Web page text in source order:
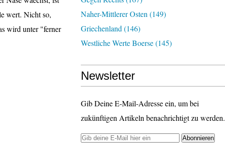
wert. Nicht so,
wird unter "ferner
Naher-Mittlerer Osten (149)
Griechenland (146)
Westliche Werte Boerse(145)
Newsletter
Gib Deine E-Mail-Adresse ein, um bei
zukünftigen Artikeln benachrichtigt zu werden.